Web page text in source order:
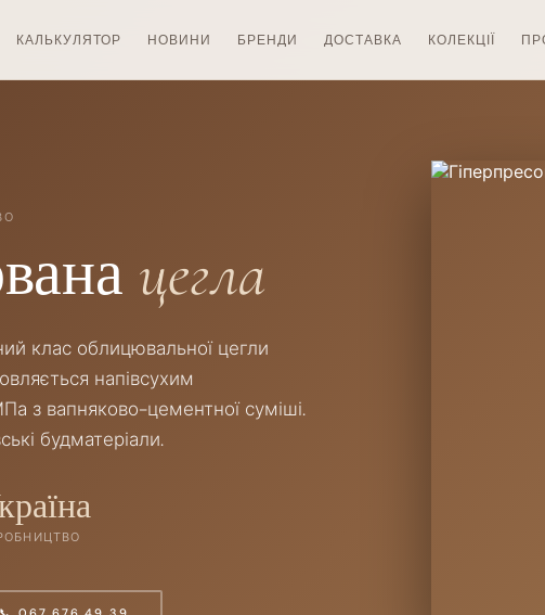
КАЛЬКУЛЯТОР НОВИНИ БРЕНДИ ДОСТАВКА КОЛЕКЦІЇ
цегла
клас облицювальної цегли
напівсухим
з вапняково-цементної суміші.
будматеріали.